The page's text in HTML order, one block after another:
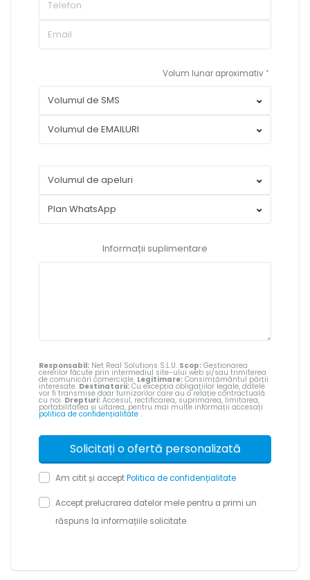
Volum lunar aproximativ
Informații suplimentare
Responsabil: Net Real Solutions S.L.U. Scop: Gestionarea
cererilor făcute prin intermediul site-ului web și/sau trimiterea
de comunicări comerciale. Legitimare: Consimțământul părții
interesate. Destinatarii: Cu excepția obligațiilor legale, datele
vor fi transmise doar furnizorilor care au o relație contractuală
cu noi. Drepturi: Accesul, rectificarea, suprimarea, limitarea,
portabilitatea și uitarea, pentru mai multe informații accesați
politica de confidențialitate .
Am citit și acceptPolitica de confidențialitate
Accept prelucrarea datelor mele pentru a primi un
răspuns la informațiile solicitate